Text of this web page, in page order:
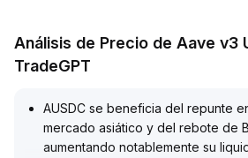
Análisis de Precio de Aave v3
TradeGPT
AUSDC se beneficia del repunte
mercado asiático y del rebote de
aumentando notablemente su